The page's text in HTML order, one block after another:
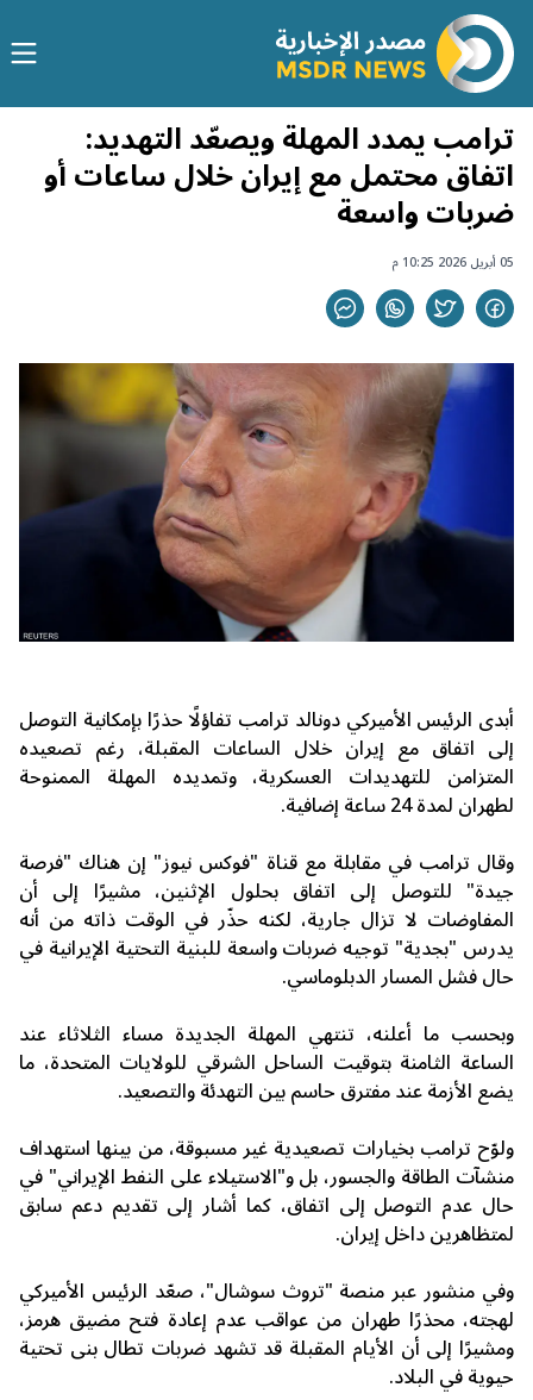
ترامب يمدد المهلة ويصعّد التهديد:
اتفاق محتمل مع إيران خلال ساعات أو
ضربات واسعة
05 أبريل 2026 10:25 م
أبدى الرئيس الأميركيدونالد ترامب تفاؤلًا حذرًا بإمكانية التوصل
إلى اتفاق مع إيران خلال الساعات المقبلة، رغم تصعيده
المتزامن للتهديدات العسكرية، وتمديده المهلة الممنوحة
لطهران لمدة 24 ساعة إضافية.
وقال ترامب في مقابلة مع قناة "فوكس نيوز" إن هناك "فرصة
جيدة" للتوصل إلى اتفاق بحلول الإثنين، مشيرًا إلى أن
المفاوضات لا تزال جارية، لكنه حذّر في الوقت ذاته من أنه
يدرس "بجدية" توجيه ضربات واسعة للبنية التحتية الإيرانية في
حال فشل المسار الدبلوماسي.
وبحسب ما أعلنه، تنتهي المهلة الجديدة مساء الثلاثاء عند
الساعة الثامنة بتوقيت الساحل الشرقي للولايات المتحدة، ما
يضع الأزمة عند مفترق حاسم بين التهدئة والتصعيد.
ولوّح ترامب بخيارات تصعيدية غير مسبوقة، من بينها استهداف
منشآت الطاقة والجسور، بل و"الاستيلاء على النفط الإيراني" في
حال عدم التوصل إلى اتفاق، كما أشار إلى تقديم دعم سابق
لمتظاهرين داخل إيران.
وفي منشور عبر منصة "تروث سوشال"، صعّد الرئيس الأميركي
لهجته، محذرًا طهران من عواقب عدم إعادة فتح مضيق هرمز،
ومشيرًا إلى أن الأيام المقبلة قد تشهد ضربات تطال بنى تحتية
حيوية في البلاد.